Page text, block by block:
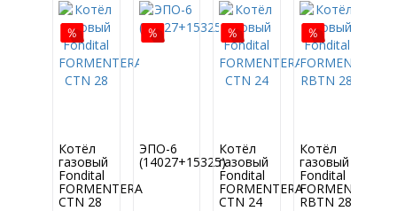
Котёл
газовый
Fondital
FORMENTERA
CTN 28
ЭПО-6
(14027+15325)
Котёл
газовый
Fondital
FORMENTERA
CTN 24
Котёл
газовый
Fondital
FORMENTERA
RBTN 28